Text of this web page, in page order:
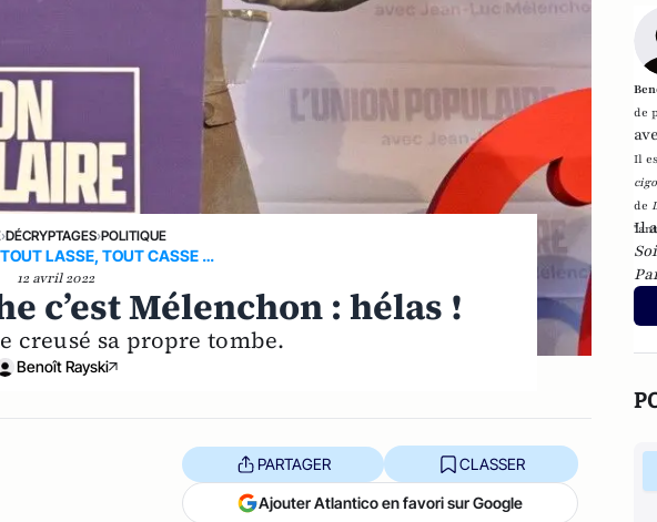
›DÉCRYPTAGES›POLITIQUE
LASSE, TOUT CASSE …
12 avril 2022
c’est Mélenchon : hélas !
creusé sa propre tombe.
Benoît Rayski
PARTAGER CLASSER
Ajouter Atlantico en favori sur Google
de
Il
de
Il